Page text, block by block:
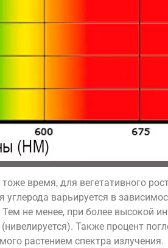
время, для вегетативного
варьируется в
не менее, при более высокой
Также процент
растением спектра излучения.